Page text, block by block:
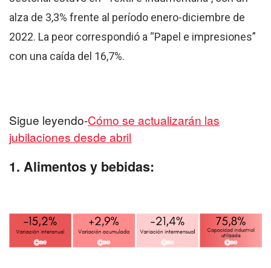
alza de 3,3% frente al período enero-diciembre de
2022. La peor correspondió a “Papel e impresiones”
con una caída del 16,7%.
Sigue leyendo-Cómo se actualizarán las
jubilaciones desde abril
1. Alimentos y bebidas: